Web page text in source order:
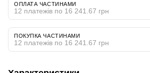
ОПЛАТА ЧАСТИНАМИ
12 платежів по 16 241.67 грн
ПОКУПКА ЧАСТИНАМИ
12 платежів по 16 241.67 грн